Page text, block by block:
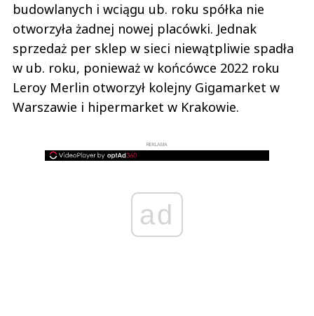
budowlanych i wciągu ub. roku spółka nie
otworzyła żadnej nowej placówki. Jednak
sprzedaż per sklep w sieci niewątpliwie spadła
w ub. roku, ponieważ w końcówce 2022 roku
Leroy Merlin otworzył kolejny Gigamarket w
Warszawie i hipermarket w Krakowie.
REKLAMA
ad